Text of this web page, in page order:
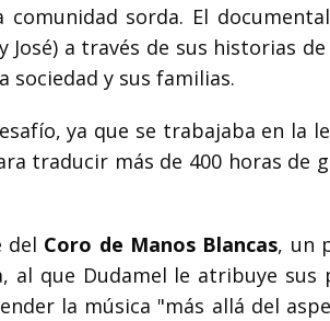
comunidad sorda. El
a través de sus historias
sociedad y sus familias.
ya que se trabajaba en la
traducir más de 400 horas de
del Coro de Manos Blancas, un
al que Dudamel le atribuye
la música "más allá del